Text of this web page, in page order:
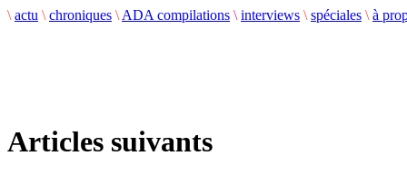
\ actu \ chroniques \ ADA compilations \ interviews \ spéciales \ à
Articles suivants